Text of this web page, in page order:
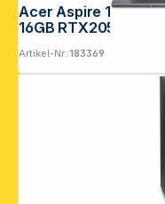
Acer Aspire 17 A17-51GM-59ZC
16GB RTX2050
Artikel-Nr.:183369
Copyright © 2001 -